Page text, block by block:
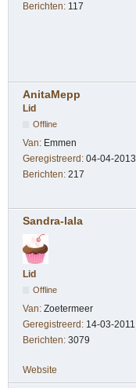
Berichten: 117
AnitaMepp
Lid
Offline
Van: Emmen
Geregistreerd: 04-04-2013
Berichten: 217
Sandra-lala
Lid
Offline
Van: Zoetermeer
Geregistreerd: 14-03-2011
Berichten: 3079
Website